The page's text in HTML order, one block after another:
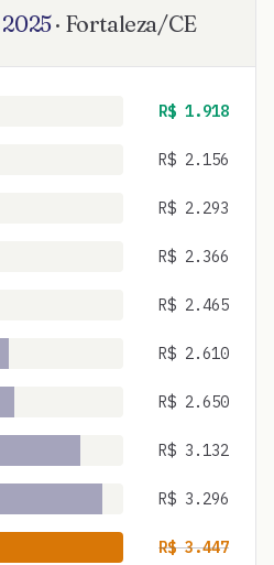
2025· Fortaleza/CE
R$ 1.918
R$ 2.156
R$ 2.293
R$ 2.366
R$ 2.465
R$ 2.610
R$ 2.650
R$ 3.132
R$ 3.296
R$3.447